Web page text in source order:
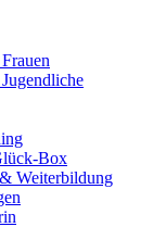
Box
Weiterbildung